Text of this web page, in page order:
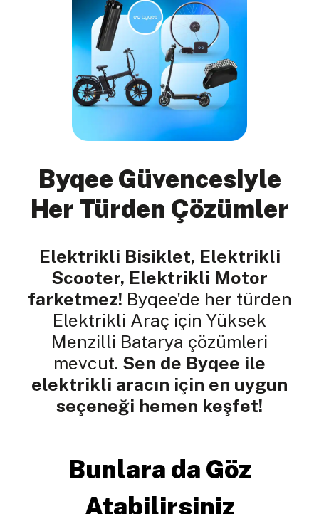
Byqee Güvencesiyle
Her Türden Çözümler
Elektrikli Bisiklet, Elektrikli
Scooter, Elektrikli Motor
farketmez! Byqee'de her türden
Elektrikli Araç için Yüksek
Menzilli Batarya çözümleri
mevcut. Sen de Byqee ile
elektrikli aracın için en uygun
seçeneği hemen keşfet!
Bunlara da Göz
Atabilirsiniz